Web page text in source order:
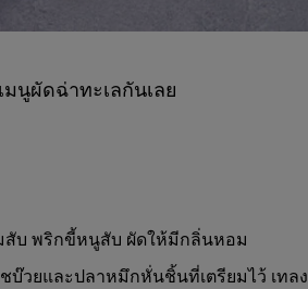
นูผัดฉ่าทะเลกันเลย
สับ พริกขี้หนูสับ ผัดให้มีกลิ่นหอม
วยและปลาหมึกหั่นชิ้นที่เตรียมไว้ เทลง